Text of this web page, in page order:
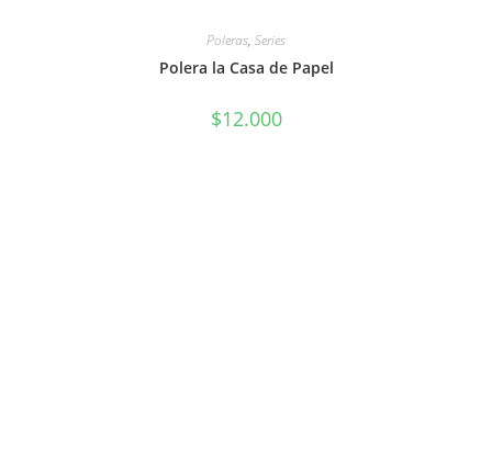
Poleras, Series
Polera la Casa de Papel
$12.000